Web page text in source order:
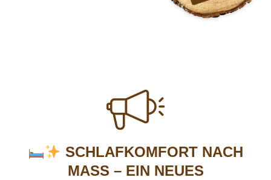
SCHLAFKOMFORT NACH
MASS – EIN NEUES D